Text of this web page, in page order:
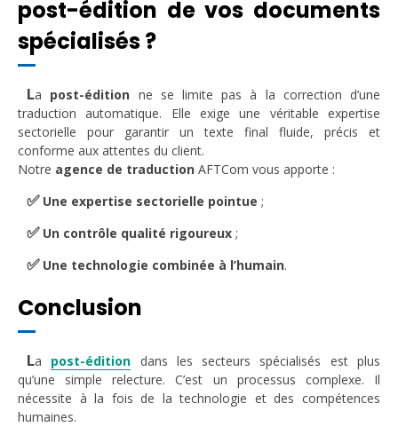
post-édition de vos documents
spécialisés ?
La post-édition ne se limite pas à la correction d’une
traduction automatique. Elle exige une véritable expertise
sectorielle pour garantir un texte final fluide, précis et
conforme aux attentes du client.
Notre agence de traduction AFTCom vous apporte :
✅ Une expertise sectorielle pointue ;
✅ Un contrôle qualité rigoureux ;
✅ Une technologie combinée à l’humain.
Conclusion
La post-édition dans les secteurs spécialisés est plus
qu’une simple relecture. C’est un processus complexe. Il
nécessite à la fois de la technologie et des compétences
humaines.